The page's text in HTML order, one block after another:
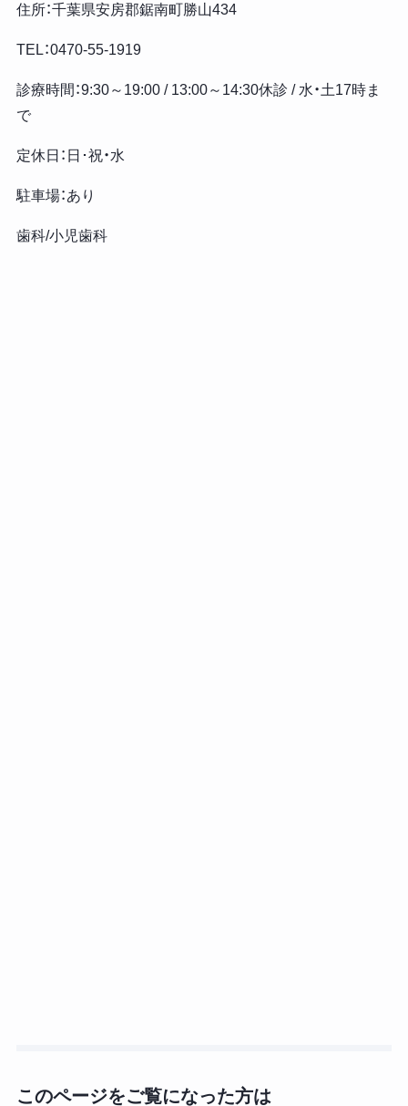
住所：千葉県安房郡鋸南町勝山434
TEL：0470-55-1919
診療時間：9:30～19:00 / 13:00～14:30休診 / 水・土17時ま
で
定休日：日･祝・水
駐車場：あり
歯科/小児歯科
このページをご覧になった方は